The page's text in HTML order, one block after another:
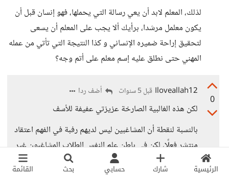
الرئيسية شارك حسابي بحث القائمة
لذلك، المعلم لابد أن يعي رسالة التي يحملها، فهو إنسان قبل أن
يكون معلمل مرشدا، برأيك ألا يجب على المعلم أن يسعى
لتحقيق إراحة ضميره الإنساني و كذا النتيجة التي تأتي من عمله
المهني حتى نطلق عليه إسم معلم على أتم وجه؟
0
Iloveallah12 قبل 5 سنوات أضف ردا
لكن هذه الغالبية الصارخة عزيزتي عفيفة للأسف
بالنسبة لنقطة أن المشاغبين ليس لديهم رفبة في الفهم اعتقاد
منتشر فعلًا، لكن في باطن علم النفس الطلاب المشاغبون غير
قادرين على الفهم ولتجاوز الاحساس بالعجز يقومون بالشغب